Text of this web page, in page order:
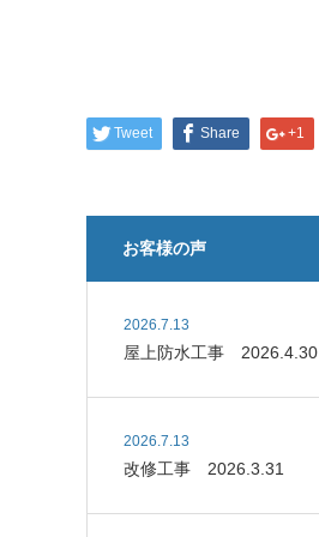
Tweet Share +1
お客様の声
2026.7.13
屋上防水工事 2026.4.30
2026.7.13
改修工事 2026.3.31